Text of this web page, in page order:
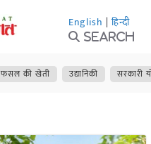
English | हिन्दी
Search
फसल की खेती उद्यानिकी सरकारी